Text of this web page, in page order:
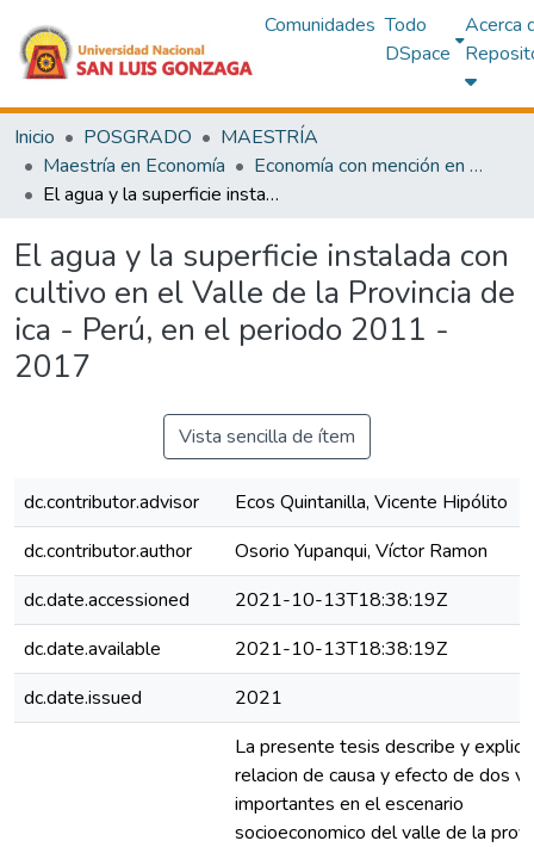
Comunidades Todo
DSpace
Acerca
Inicio POSGRADO
MAESTRÍA
Maestría en Economía
Economía con mención en Finanzas
El agua y la superficie instalada con cultivo en el Valle de la Provincia de ica - Perú, en el periodo 2011 - 2017
El agua y la superficie instalada con
cultivo en el Valle de la Provincia de
ica - Perú, en el periodo 2011 -
2017
Vista sencilla de ítem
dc.contributor.advisor
Ecos Quintanilla, Vicente Hipólito
dc.contributor.author
Osorio Yupanqui, Víctor Ramon
dc.date.accessioned
2021-10-13T18:38:19Z
dc.date.available
2021-10-13T18:38:19Z
dc.date.issued
2021
La presente tesis describe y
relacion de causa y efecto de dos
importantes en el escenario
socioeconomico del valle de la